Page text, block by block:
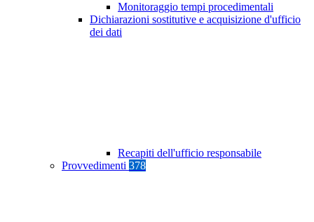
Monitoraggio tempi procedimentali
Dichiarazioni sostitutive e acquisizione d'ufficio
dei dati
Recapiti dell'ufficio responsabile
Provvedimenti 378